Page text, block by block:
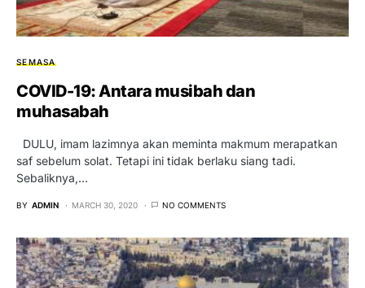
SEMASA
COVID-19: Antara musibah dan
muhasabah
DULU, imam lazimnya akan meminta makmum merapatkan
saf sebelum solat. Tetapi ini tidak berlaku siang tadi.
Sebaliknya,…
BY ADMIN MARCH 30, 2020 NO COMMENTS